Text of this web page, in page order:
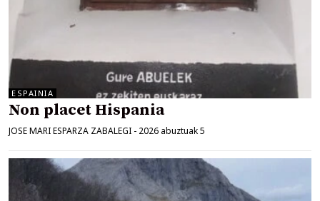
ESPAINIA
Non placet Hispania
JOSE MARI ESPARZA ZABALEGI - 2026 abuztuak 5